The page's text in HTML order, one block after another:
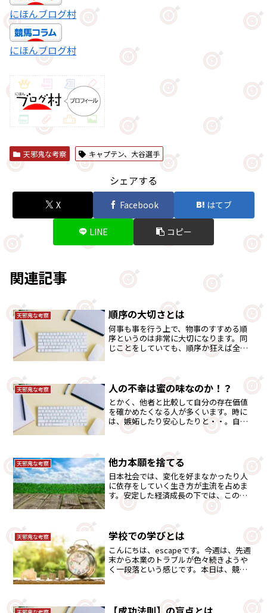
にほんブログ村
にほんブログ村
天邪鬼な考察 キャプテン、大谷選手
シェアする
X Facebook はてブ
LINE コピー
関連記事
天邪鬼な考察 順序の大切さとは
何事も事を行う上で、物事のすすめる順
序というのは非常に大切になります。同
じことをしていても、順序か狂えば全く
天邪鬼な考察 人の不幸は蜜の味なのか！？
とかく、他者と比較して自分の存在価値
を確かめたくなる人が多くいます。時に
は、嫉妬したり安心したりと・・。自己
天邪鬼な考察 他力本願を捨てる
日本社会では、変化を好まなかったり人
に依存をしていく生き方が主流を占めま
す。安定した経済成長の下では、この考
えの方が社会がスムーズに流れます。し
れを捨て変化をしていく時代に突入して
います。個人変革の時ではないでしょう
か。
天邪鬼な考察 学校での学びとは
こんにちは、escapeです。今週は、先週
末から本業のトラブルが色々続きようや
く一段落という感じです。本日は、競馬
ています。下の子は、今年大学4年生で来
年教員として社...